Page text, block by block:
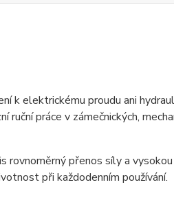
k elektrickému proudu ani
práce v zámečnických,
rovnoměrný přenos síly a
při každodenním používání.